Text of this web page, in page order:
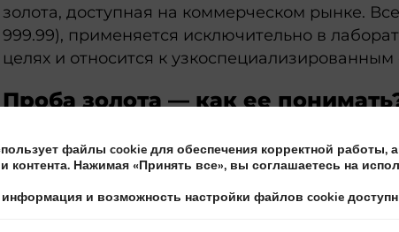
золота, доступная на коммерческом рынке.
999.99), применяется исключительно в
целях и относится к узкоспециализированным
Проба золота — как ее
Проба — это простой способ определить в
содержится в конкретном сплаве.
очень наглядна: число показывает, сколько
именно золото. Проба 999 означает 999/1000,
файлы cookie для обеспечения корректной работы,
контента. Нажимая «Принять все», вы соглашаетесь на
и возможность настройки файлов cookie